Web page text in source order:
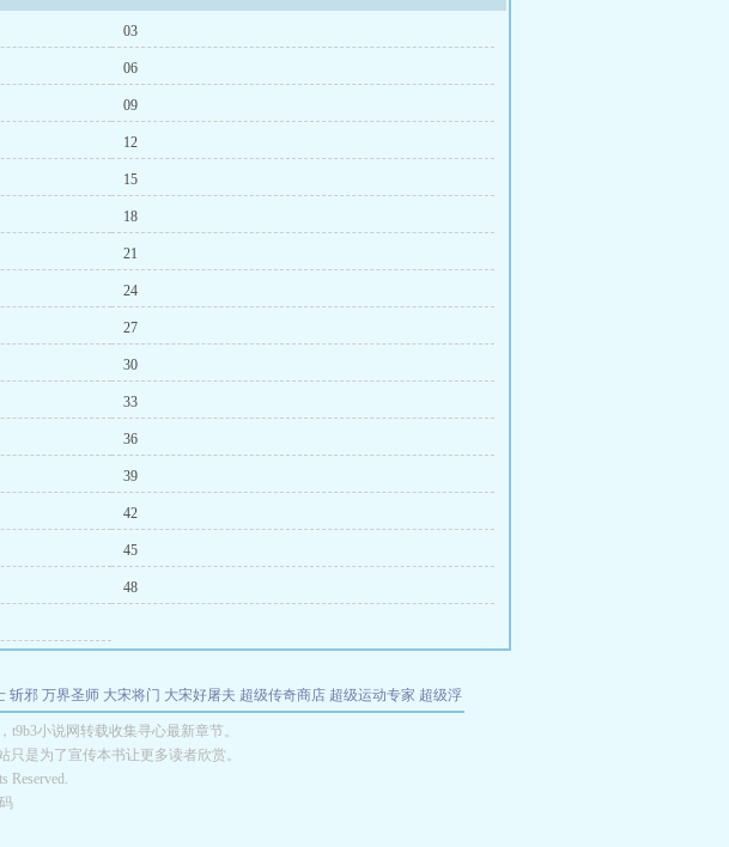
03
06
09
12
15
18
21
24
27
30
33
36
39
42
45
48
斩邪 万界圣师 大宋将门 大宋好屠夫 超级传奇商店 超级运动专家 超级浮
始大厨王 怪物聊天群 某美漫的特工
t9b3小说网转载收集寻心最新章节。
是为了宣传本书让更多读者欣赏。
Reserved.